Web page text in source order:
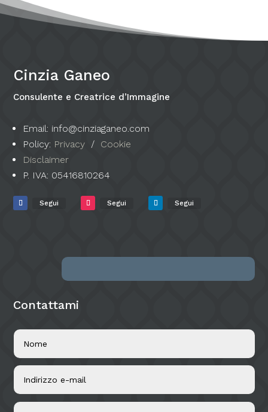
Cinzia Ganeo
Consulente e Creatrice d’Immagine
Email: info@cinziaganeo.com
Policy: Privacy / Cookie
Disclaimer
P. IVA: 05416810264
Segui Segui Segui
Contattami